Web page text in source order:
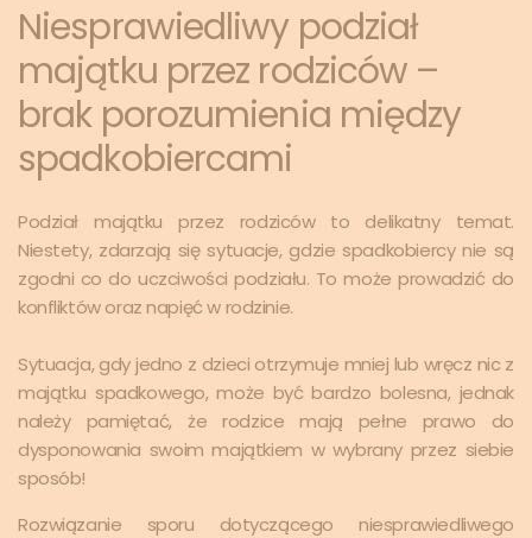
Niesprawiedliwy podział
majątku przez rodziców –
brak porozumienia między
spadkobiercami
Podział majątku przez rodziców to delikatny temat.
Niestety, zdarzają się sytuacje, gdzie spadkobiercy nie są
zgodni co do uczciwości podziału. To może prowadzić do
konfliktów oraz napięć w rodzinie.
Sytuacja, gdy jedno z dzieci otrzymuje mniej lub wręcz nic z
majątku spadkowego, może być bardzo bolesna, jednak
należy pamiętać, że rodzice mają pełne prawo do
dysponowania swoim majątkiem w wybrany przez siebie
sposób!
Rozwiązanie sporu dotyczącego niesprawiedliwego